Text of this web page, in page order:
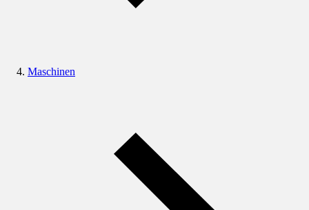
Maschinen